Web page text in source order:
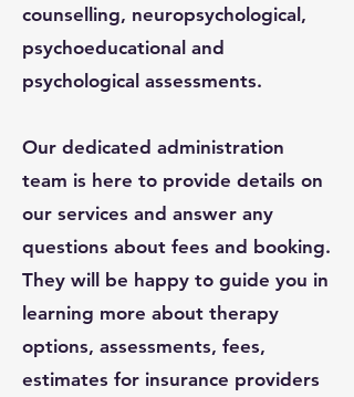
counselling, neuropsychological,
psychoeducational and
psychological assessments.
Our dedicated administration
team is here to provide details on
our services and answer any
questions about fees and booking.
They will be happy to guide you in
learning more about therapy
options, assessments, fees,
estimates for insurance providers